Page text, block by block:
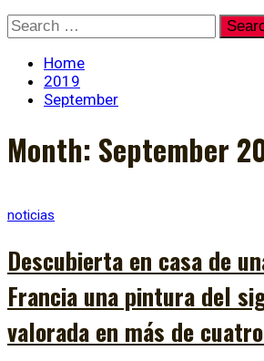
Skip
to
content
Search
for:
Home
2019
September
Month: September
noticias
Descubierta en casa de
Francia una pintura del
valorada en más de